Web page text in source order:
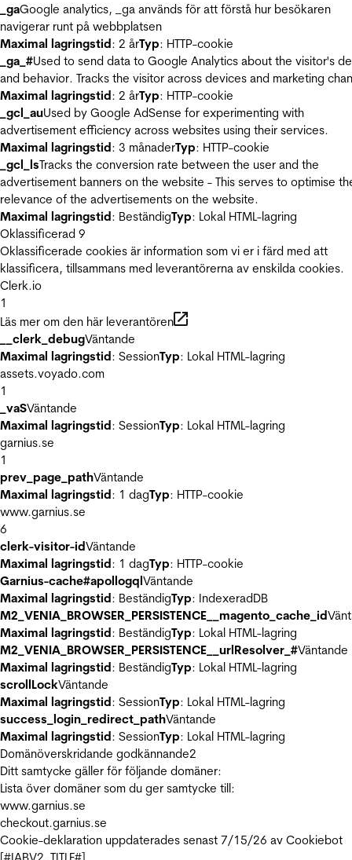
_gaGoogle analytics, _ga används för att förstå hur besökaren
navigerar runt på webbplatsen
Maximal lagringstid: 2 årTyp: HTTP-cookie
_ga_#Used to send data to Google Analytics about the visitor's
and behavior. Tracks the visitor across devices and marketing
Maximal lagringstid: 2 årTyp: HTTP-cookie
_gcl_auUsed by Google AdSense for experimenting with
advertisement efficiency across websites using their services.
Maximal lagringstid: 3 månaderTyp: HTTP-cookie
_gcl_lsTracks the conversion rate between the user and the
advertisement banners on the website - This serves to optimise
relevance of the advertisements on the website.
Maximal lagringstid: BeständigTyp: Lokal HTML-lagring
Oklassificerad 9
Oklassificerade cookies är information som vi er i färd med att
klassificera, tillsammans med leverantörerna av enskilda cookies.
Clerk.io
1
Läs mer om den här leverantören
__clerk_debugVäntande
Maximal lagringstid: SessionTyp: Lokal HTML-lagring
assets.voyado.com
1
_vaSVäntande
Maximal lagringstid: SessionTyp: Lokal HTML-lagring
garnius.se
1
prev_page_pathVäntande
Maximal lagringstid: 1 dagTyp: HTTP-cookie
www.garnius.se
6
clerk-visitor-idVäntande
Maximal lagringstid: 1 dagTyp: HTTP-cookie
Garnius-cache#apollogqlVäntande
Maximal lagringstid: BeständigTyp: IndexeradDB
M2_VENIA_BROWSER_PERSISTENCE__magento_cache_id
Maximal lagringstid: BeständigTyp: Lokal HTML-lagring
M2_VENIA_BROWSER_PERSISTENCE__urlResolver_#Väntande
Maximal lagringstid: BeständigTyp: Lokal HTML-lagring
scrollLockVäntande
Maximal lagringstid: SessionTyp: Lokal HTML-lagring
success_login_redirect_pathVäntande
Maximal lagringstid: SessionTyp: Lokal HTML-lagring
Domänöverskridande godkännande2
Ditt samtycke gäller för följande domäner:
Lista över domäner som du ger samtycke till:
www.garnius.se
checkout.garnius.se
Cookie-deklaration uppdaterades senast 7/15/26 av Cookiebot